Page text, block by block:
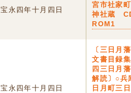
宝永四年十月四日
宮市社家
神社蔵
ROM1
宝永四年十月四日
〔三日月
文書目録
四三日月
解読〕○兵
日月町三